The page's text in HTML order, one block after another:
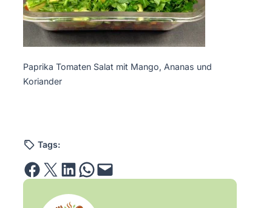
Paprika Tomaten Salat mit Mango, Ananas und
Koriander
Tags:
Share on Facebook Email this Page Share on LinkedIn Share on WhatsApp Email this Page